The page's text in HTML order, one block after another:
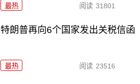
最热 阅读 31801
特朗普再向6个国家发出关税信函
最热 阅读 23516